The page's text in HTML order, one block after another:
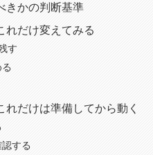
きかの判断基準
れだけ変えてみる
す
れだけは準備してから動く
する